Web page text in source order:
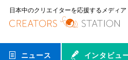
日本中のクリエイターを応援するメディア
ニュース インタビュ